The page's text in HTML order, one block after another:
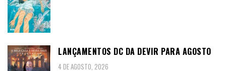
LANÇAMENTOS DC DA DEVIR PARA AGOSTO
4 DE AGOSTO, 2026